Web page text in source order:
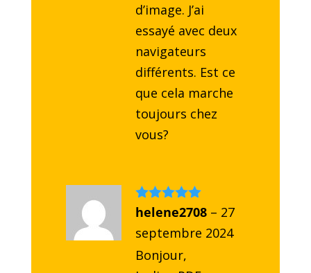
d’image. J’ai
essayé avec deux
navigateurs
différents. Est ce
que cela marche
toujours chez
vous?
Note5sur
helene2708 – 27
septembre 2024
Bonjour,